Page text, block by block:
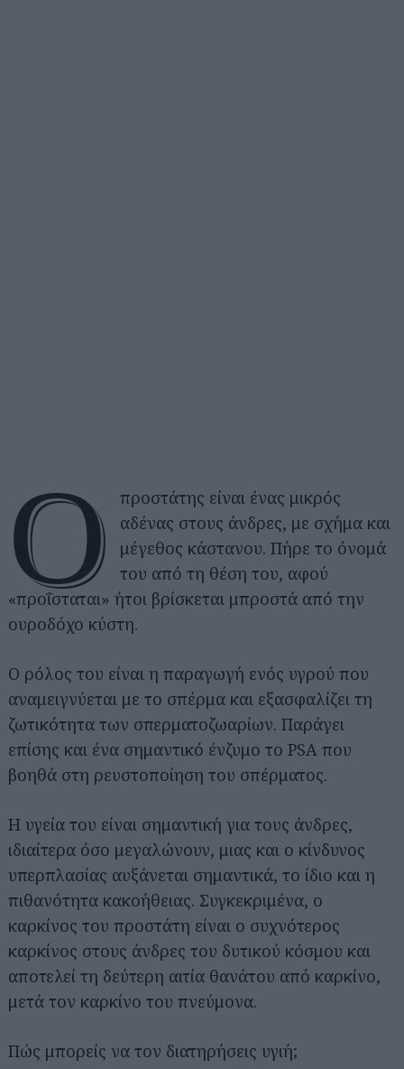
Ο
προστάτης είναι ένας μικρός
αδένας στους άνδρες, με σχήμα και
μέγεθος κάστανου. Πήρε το όνομά
του από τη θέση του, αφού
«προΐσταται» ήτοι βρίσκεται μπροστά από την
ουροδόχο κύστη.
Ο ρόλος του είναι η παραγωγή ενός υγρού που
αναμειγνύεται με το σπέρμα και εξασφαλίζει τη
ζωτικότητα των σπερματοζωαρίων. Παράγει
επίσης και ένα σημαντικό ένζυμο το PSA που
βοηθά στη ρευστοποίηση του σπέρματος.
Η υγεία του είναι σημαντική για τους άνδρες,
ιδιαίτερα όσο μεγαλώνουν, μιας και ο κίνδυνος
υπερπλασίας αυξάνεται σημαντικά, το ίδιο και η
πιθανότητα κακοήθειας. Συγκεκριμένα, ο
καρκίνος του προστάτη είναι ο συχνότερος
καρκίνος στους άνδρες του δυτικού κόσμου και
αποτελεί τη δεύτερη αιτία θανάτου από καρκίνο,
μετά τον καρκίνο του πνεύμονα.
Πώς μπορείς να τον διατηρήσεις υγιή;